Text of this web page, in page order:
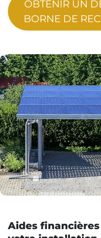
OBTENIR UN
BORNE DE
Aides